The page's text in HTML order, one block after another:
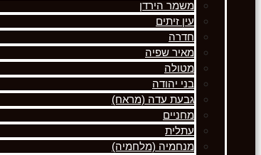
משמר הירדן
עין זיתים
חדרה
מאיר שפיה
מטולה
בני יהודה
גבעת עדה (מראח)
מחניים
עתלית
מנחמיה (מלחמיה)